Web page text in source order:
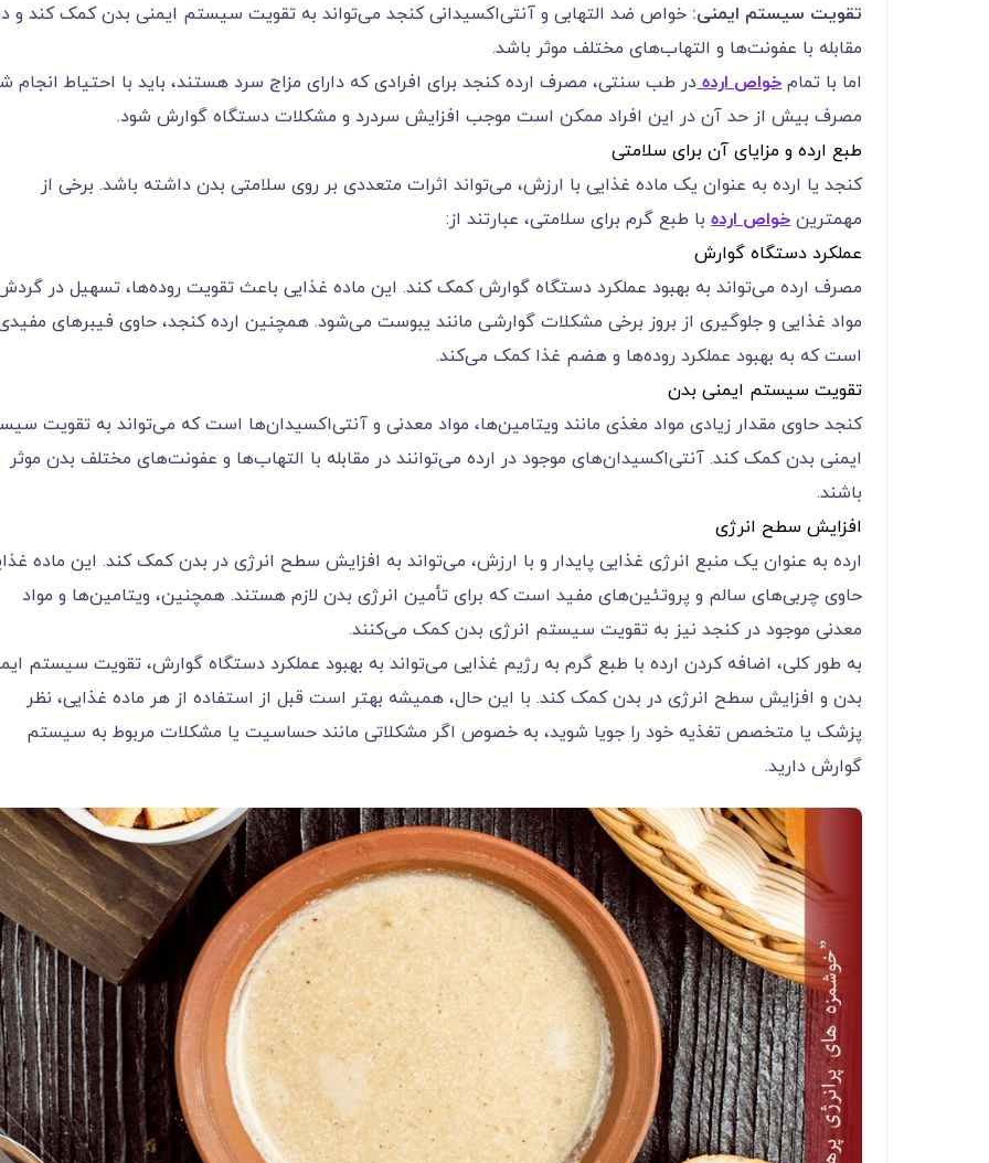
تقویت سیستم ایمنی: خواص ضد التهابی و آنتی‌اکسیدانی کنجد می‌تواند به تقویت سیستم ایمنی بدن کمک کند و
مقابله با عفونت‌ها و التهاب‌های مختلف موثر باشد.
اما با تمامخواص اردهدر طب سنتی، مصرف ارده کنجد برای افرادی که دارای مزاج سرد هستند، باید با احتیاط انجام
مصرف بیش از حد آن در این افراد ممکن است موجب افزایش سردرد و مشکلات دستگاه گوارش شود.
طبع ارده و مزایای آن برای سلامتی
کنجد یا ارده به عنوان یک ماده غذایی با ارزش، می‌تواند اثرات متعددی بر روی سلامتی بدن داشته باشد. برخی از
مهمترینخواص اردهبا طبع گرم برای سلامتی، عبارتند از:
عملکرد دستگاه گوارش
مصرف ارده می‌تواند به بهبود عملکرد دستگاه گوارش کمک کند. این ماده غذایی باعث تقویت روده‌ها، تسهیل در
مواد غذایی و جلوگیری از بروز برخی مشکلات گوارشی مانند یبوست می‌شود. همچنین ارده کنجد، حاوی فیبرهای
است که به بهبود عملکرد روده‌ها و هضم غذا کمک می‌کند.
تقویت سیستم ایمنی بدن
کنجد حاوی مقدار زیادی مواد مغذی مانند ویتامین‌ها، مواد معدنی و آنتی‌اکسیدان‌ها است که می‌تواند به تقویت
ایمنی بدن کمک کند. آنتی‌اکسیدان‌های موجود در ارده می‌توانند در مقابله با التهاب‌ها و عفونت‌های مختلف بدن موثر
باشند.
افزایش سطح انرژی
ارده به عنوان یک منبع انرژی غذایی پایدار و با ارزش، می‌تواند به افزایش سطح انرژی در بدن کمک کند. این ماده
حاوی چربی‌های سالم و پروتئین‌های مفید است که برای تأمین انرژی بدن لازم هستند. همچنین، ویتامین‌ها و مواد
معدنی موجود در کنجد نیز به تقویت سیستم انرژی بدن کمک می‌کنند.
به طور کلی، اضافه کردن ارده با طبع گرم به رژیم غذایی می‌تواند به بهبود عملکرد دستگاه گوارش، تقویت سیستم
بدن و افزایش سطح انرژی در بدن کمک کند. با این حال، همیشه بهتر است قبل از استفاده از هر ماده غذایی، نظر
پزشک یا متخصص تغذیه خود را جویا شوید، به خصوص اگر مشکلاتی مانند حساسیت یا مشکلات مربوط به سیستم
گوارش دارید.